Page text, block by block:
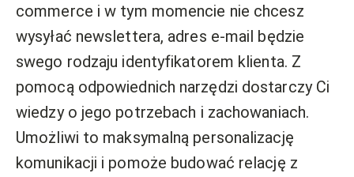
commerce i w tym momencie nie chcesz
wysyłać newslettera, adres e-mail będzie
swego rodzaju identyfikatorem klienta. Z
pomocą odpowiednich narzędzi dostarczy Ci
wiedzy o jego potrzebach i zachowaniach.
Umożliwi to maksymalną personalizację
komunikacji i pomoże budować relację z